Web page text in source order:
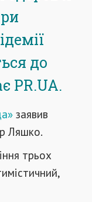
до
PR.UA.
заявив
Ляшко.
трьох